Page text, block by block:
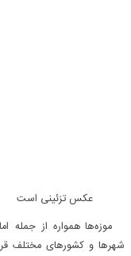
عکس تزئینی است
موزه‌ها همواره از جمله
شهرها و کشورهای مختلف